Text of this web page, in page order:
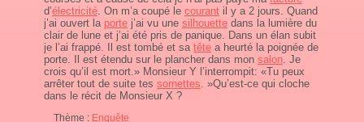
d’électricité. On m’a coupé le courant il y a 2 jours. Quand
j’ai ouvert la porte j’ai vu une silhouette dans la lumière du
clair de lune et j’ai été pris de panique. Dans un élan subit
je l’ai frappé. Il est tombé et sa tête a heurté la poignée de
porte. Il est étendu sur le plancher dans mon salon. Je
crois qu’il est mort.» Monsieur Y l’interrompit: «Tu peux
arrêter tout de suite tes sornettes. »Qu’est-ce qui cloche
dans le récit de Monsieur X ?
Thème : Enquête